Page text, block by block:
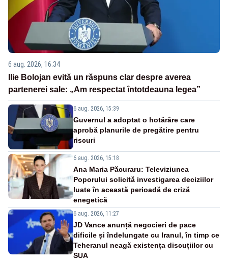
6 aug. 2026, 16:34
Ilie Bolojan evită un răspuns clar despre averea
partenerei sale: „Am respectat întotdeauna legea”
6 aug. 2026, 15:39
Guvernul a adoptat o hotărâre care
aprobă planurile de pregătire pentru
riscuri
6 aug. 2026, 15:18
Ana Maria Păcuraru: Televiziunea
Poporului solicită investigarea deciziilor
luate în această perioadă de criză
enegetică
6 aug. 2026, 11:27
JD Vance anunță negocieri de pace
dificile și îndelungate cu Iranul, în timp ce
Teheranul neagă existența discuțiilor cu
SUA